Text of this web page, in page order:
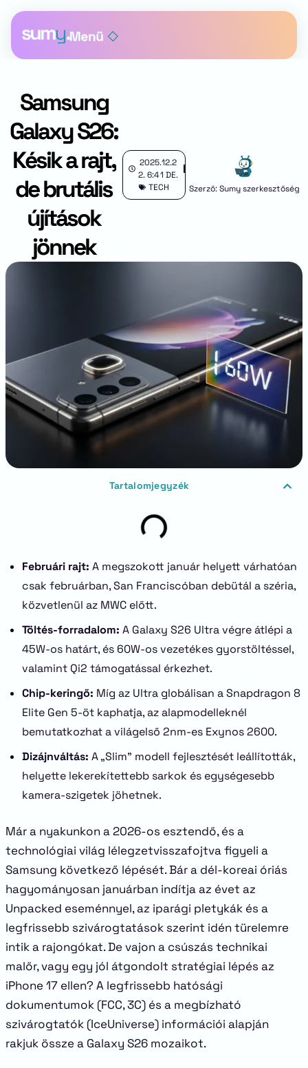
Samsung
Galaxy S26:
Késik a rajt,
de brutális
újítások
jönnek
2025.12.2
2. 6:41 DE.
TECH
Szerző: Sumy szerkesztőség
Tartalomjegyzék
Februári rajt: A megszokott január helyett várhatóan
csak februárban, San Franciscóban debütál a széria,
közvetlenül az MWC előtt.
Töltés-forradalom: A Galaxy S26 Ultra végre átlépi a
45W-os határt, és 60W-os vezetékes gyorstöltéssel,
valamint Qi2 támogatással érkezhet.
Chip-keringő: Míg az Ultra globálisan a Snapdragon 8
Elite Gen 5-öt kaphatja, az alapmodelleknél
bemutatkozhat a világelső 2nm-es Exynos 2600.
Dizájnváltás: A „Slim” modell fejlesztését leállították,
helyette lekerekítettebb sarkok és egységesebb
kamera-szigetek jöhetnek.
Már a nyakunkon a 2026-os esztendő, és a
technológiai világ lélegzetvisszafojtva figyeli a
Samsung következő lépését. Bár a dél-koreai óriás
hagyományosan januárban indítja az évet az
Unpacked eseménnyel, az iparági pletykák és a
legfrissebb szivárogtatások szerint idén türelemre
intik a rajongókat. De vajon a csúszás technikai
malőr, vagy egy jól átgondolt stratégiai lépés az
iPhone 17 ellen? A legfrissebb hatósági
dokumentumok (FCC, 3C) és a megbízható
szivárogtatók (IceUniverse) információi alapján
rakjuk össze a Galaxy S26 mozaikot.